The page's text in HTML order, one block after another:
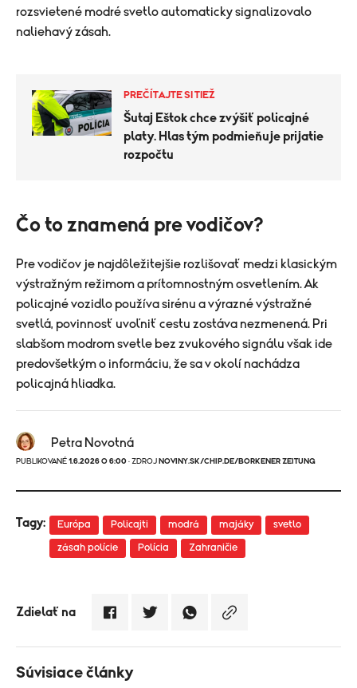
rozsvietené modré svetlo automaticky signalizovalo
naliehavý zásah.
PREČÍTAJTE SI TIEŽ
Šutaj Eštok chce zvýšiť policajné
platy. Hlas tým podmieňuje prijatie
rozpočtu
Čo to znamená pre vodičov?
Pre vodičov je najdôležitejšie rozlišovať medzi klasickým
výstražným režimom a prítomnostným osvetlením. Ak
policajné vozidlo používa sirénu a výrazné výstražné
svetlá, povinnosť uvoľniť cestu zostáva nezmenená. Pri
slabšom modrom svetle bez zvukového signálu však ide
predovšetkým o informáciu, že sa v okolí nachádza
policajná hliadka.
Petra Novotná
PUBLIKOVANÉ 1.6.2026 O 6:00 · ZDROJ NOVINY.SK/CHIP.DE/BORKENER ZEITUNG
Tagy: Európa Policajti modrá majáky svetlo
zásah polície Polícia Zahraničie
Zdielať na
Súvisiace články